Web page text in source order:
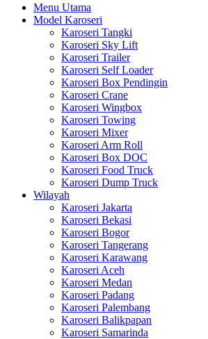
Menu Utama
Model Karoseri
Karoseri Tangki
Karoseri Sky Lift
Karoseri Trailer
Karoseri Self Loader
Karoseri Box Pendingin
Karoseri Crane
Karoseri Wingbox
Karoseri Towing
Karoseri Mixer
Karoseri Arm Roll
Karoseri Box DOC
Karoseri Food Truck
Karoseri Dump Truck
Wilayah
Karoseri Jakarta
Karoseri Bekasi
Karoseri Bogor
Karoseri Tangerang
Karoseri Karawang
Karoseri Aceh
Karoseri Medan
Karoseri Padang
Karoseri Palembang
Karoseri Balikpapan
Karoseri Samarinda